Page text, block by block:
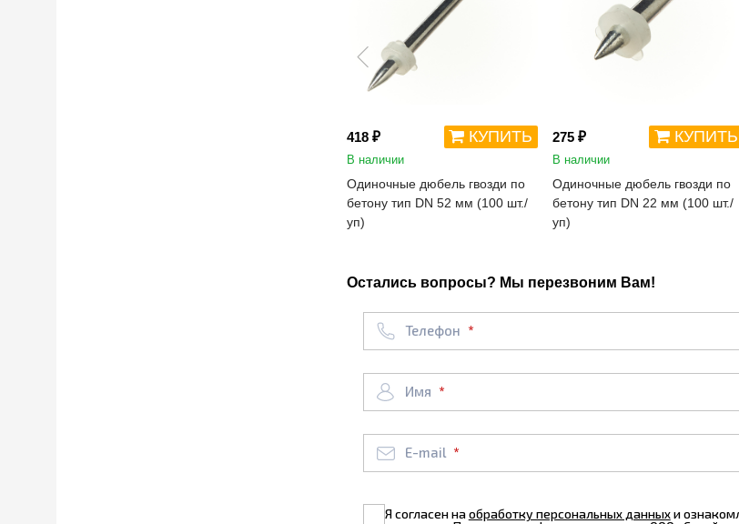
418 ₽ КУПИТЬ
В наличии
Одиночные дюбель гвозди по
бетону тип DN 52 мм (100 шт./
уп)
275 ₽ КУПИТЬ
В наличии
Одиночные дюбель гвозди по
бетону тип DN 22 мм (100 шт./
уп)
Остались вопросы? Мы перезвоним Вам!
Телефон
Имя
E-mail
Я согласен наобработку персональных данныхи